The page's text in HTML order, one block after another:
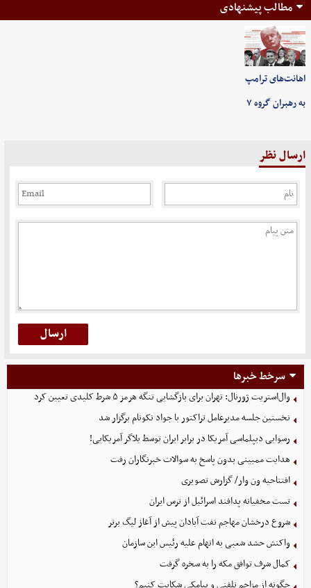
مطالب پیشنهادی
اهانت‌های ترامپ
به رهبران گروه ۷
ارسال نظر
سرخط خبرها
وال‌استریت ژورنال: تهران برای بازگشایی تنگه هرمز ۵ شرط کلیدی تعیین کرد
نخستین جلسه مدیرعامل تراکتور با جواد نکونام برگزار شد
رسوایی دیپلماسی آمریکا در برابر ایران توسط بلاگر آمریکایی!
هدایت ممبینی بدون پاسخ به سوالات خبرنگاران رفت
افتتاحیه ون وار/ گزارش تصویری
تست مخفیانه پدافند اسرائیل از ترس ایران
شروع درخشان مهاجم نفت آبادان پیش از آغاز لیگ برتر
واکنش حشد شعبی به اتهام‌ علیه رئیس این سازمان
کمال شرف توافق مکه را به سخره گرفت